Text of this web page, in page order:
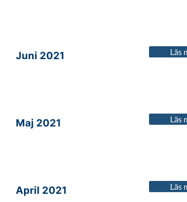
Juni 2021 Läs
Maj 2021 Läs
April 2021 Läs